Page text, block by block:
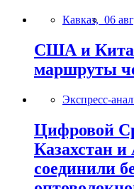
Кавказ, 06
США и
маршруты
Экспресс-
Цифровой
Казахстан
соединили